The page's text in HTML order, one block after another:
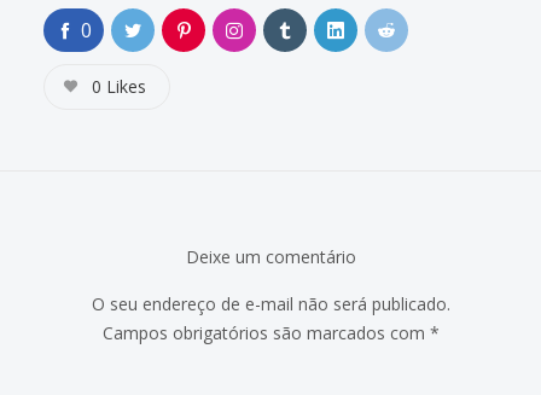
0
0 Likes
Deixe um comentário
O seu endereço de e-mail não será publicado.
Campos obrigatórios são marcados com *